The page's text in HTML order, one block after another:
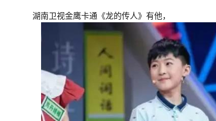
湖南卫视金鹰卡通《龙的传人》有他，